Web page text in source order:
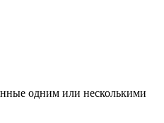
одним или несколькими